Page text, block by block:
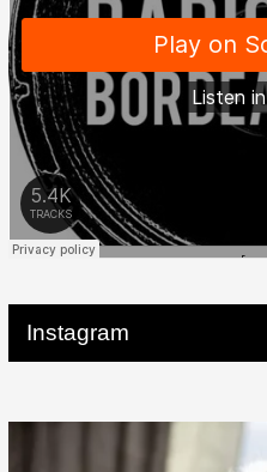
Instagram